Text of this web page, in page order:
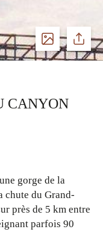
Voir
photos
CANYON
gorge de la
chute du Grand-
près de 5 km entre
parfois 90